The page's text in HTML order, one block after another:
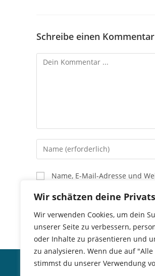
Wir schätzen deine
Wir verwenden Cookies, um dein
unserer Seite zu verbessern,
oder Inhalte zu präsentieren und
zu analysieren. Wenn due auf
stimmst du unserer Verwendung
Schreibe einen Kommentar
Kommentieren
Gib
deinen
Namen
oder
Benutzernamen
Kommentieren
Name, E-Mail-Adresse und
Impressum